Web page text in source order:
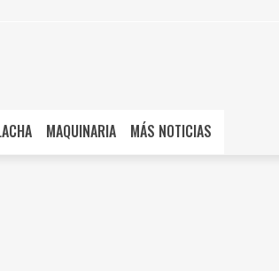
MAQUINARIA MÁS NOTICIAS